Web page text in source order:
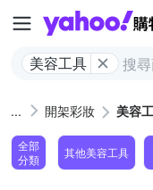
美容工具
開架彩妝 美容
全部
分類
其他美容工具